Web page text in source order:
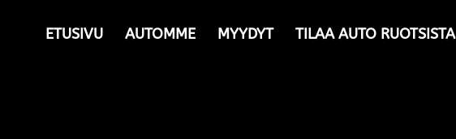
ETUSIVU AUTOMME MYYDYT TILAA AUTO RUOTSISTA